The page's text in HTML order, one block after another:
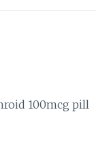
100mcg pill